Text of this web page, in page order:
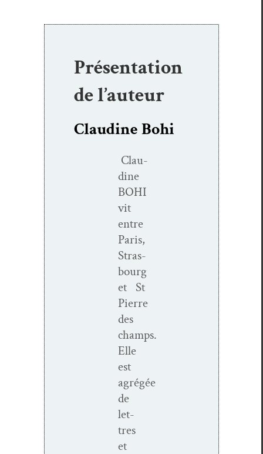
Présentation
de l’auteur
Claudine Bohi
Clau­
dine
BOHI
vit
entre
Paris,
Stras­
bourg
et St
Pierre
des
champs.
Elle
est
agrégée
de
let­
tres
et